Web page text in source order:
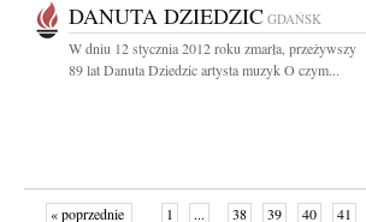
DANUTA DZIEDZIC GDAŃSK
W dniu 12 stycznia 2012 roku zmarła, przeżywszy
89 lat Danuta Dziedzic artysta muzyk O czym...
« poprzednie 1 ... 38 39 40 41